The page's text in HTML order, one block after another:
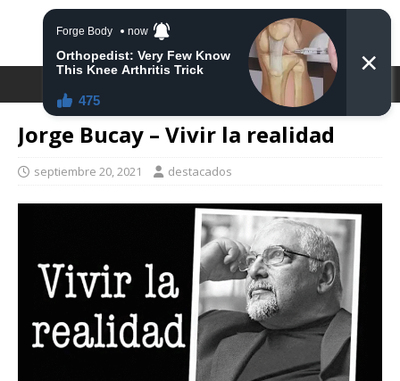
DESTACA2
Jorge Bucay – Vivir la realidad
septiembre 20, 2021 destacados